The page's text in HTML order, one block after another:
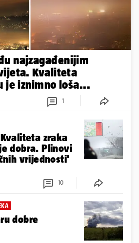
najzagađenijim
Kvaliteta
je iznimno loša...
1
zraka
dobra. Plinovi
vrijednosti'
10
dobre